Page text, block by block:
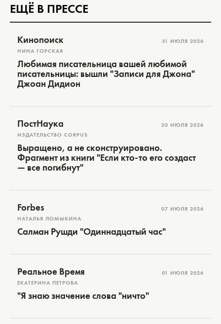
ЕЩЁ В ПРЕССЕ
Кинопоиск
НИНА ГОРСКАЯ
31 ИЮЛЯ 2026
Любимая писательница вашей любимой
писательницы: вышли "Записи для Джона"
Джоан Дидион
ПостНаука
ИЗДАТЕЛЬСТВО CORPUS
20 ИЮЛЯ 2026
Выращено, а не сконструировано.
Фрагмент из книги "Если кто-то его создаст
— все погибнут"
Forbes
НАТАЛЬЯ ЛОМЫКИНА
07 ИЮЛЯ 2026
Салман Рушди "Одиннадцатый час"
Реальное Время
ЕКАТЕРИНА ПЕТРОВА
01 ИЮЛЯ 2026
"Я знаю значение слова "ничто"